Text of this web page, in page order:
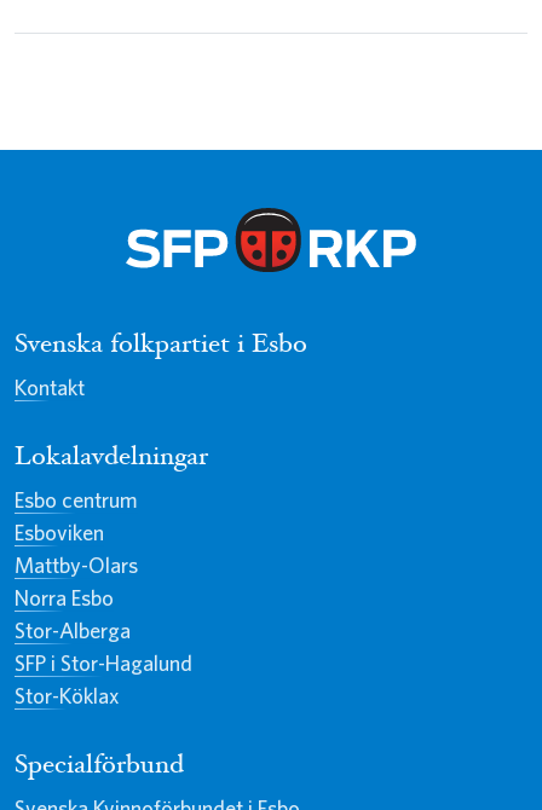
Svenska folkpartiet i Esbo
Kontakt
Lokalavdelningar
Esbo centrum
Esboviken
Mattby-Olars
Norra Esbo
Stor-Alberga
SFP i Stor-Hagalund
Stor-Köklax
Specialförbund